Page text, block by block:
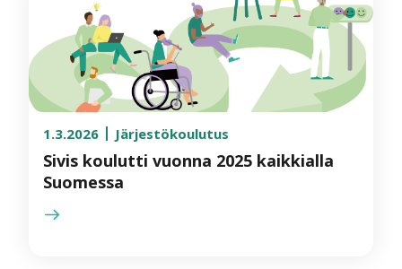
1.3.2026 Järjestökoulutus
Sivis koulutti vuonna 2025 kaikkialla
Suomessa